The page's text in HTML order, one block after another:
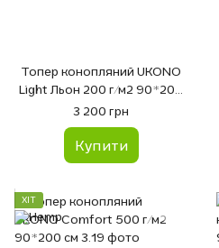
Топер конопляний UKONO
Light Льон 200 г/м2 90*200
см
3 200 грн
Купити
ХІТ